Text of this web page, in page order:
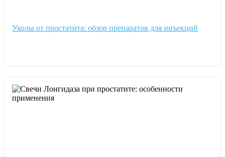
Уколы от простатита: обзор препаратов для инъекций